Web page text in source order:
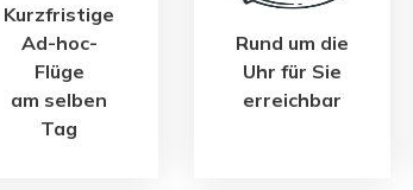
Kurzfristige
Ad-hoc-
Flüge
am selben
Tag
Rund um die
Uhr für Sie
erreichbar